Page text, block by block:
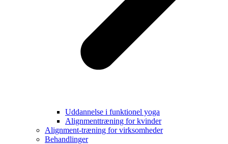
Uddannelse i funktionel yoga
Alignmenttræning for kvinder
Alignment-træning for virksomheder
Behandlinger